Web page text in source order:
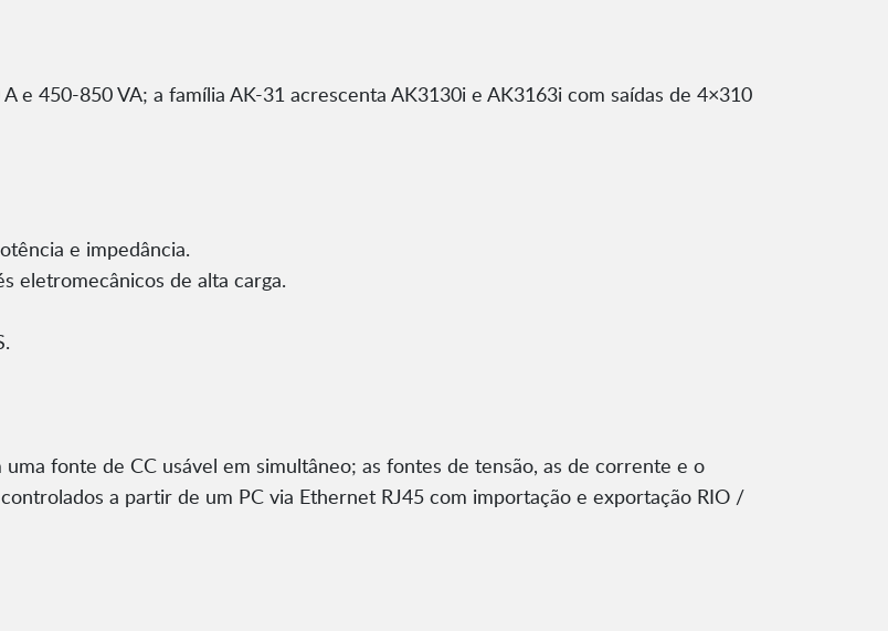
e 450-850 VA; a família AK-31 acrescenta AK3130i e AK3163i com saídas de 4×310
e impedância.
eletromecânicos de alta carga.
fonte de CC usável em simultâneo; as fontes de tensão, as de corrente e o
a partir de um PC via Ethernet RJ45 com importação e exportação RIO /